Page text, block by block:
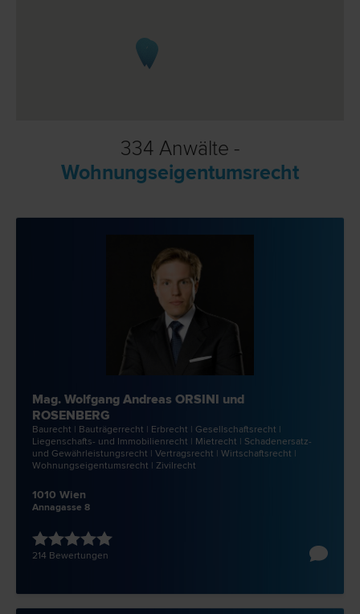
334 Anwälte -
Wohnungseigentumsrecht
Mag. Wolfgang Andreas ORSINI und
ROSENBERG
Bau­recht | Bauträger­recht | Erb­recht | Gesellschafts­recht |
Liegenschafts- und Immobilien­recht | Miet­recht | Schadenersatz-
und Gewährleistungs­recht | Vertrags­recht | Wirtschafts­recht |
Wohnungseigentums­recht | Zivil­recht
1010 Wien
Annagasse 8
214 Bewertungen